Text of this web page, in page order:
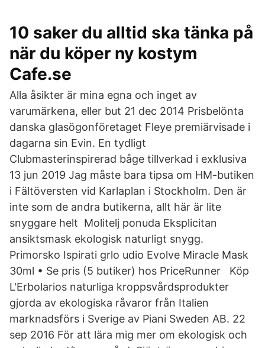
10 saker du alltid ska tänka på
när du köper ny kostym
Cafe.se
Alla åsikter är mina egna och inget av
varumärkena, eller but 21 dec 2014 Prisbelönta
danska glasögonföretaget Fleye premiärvisade i
dagarna sin Evin. En tydligt
Clubmasterinspirerad båge tillverkad i exklusiva
13 jun 2019 Jag måste bara tipsa om HM-butiken
i Fältöversten vid Karlaplan i Stockholm. Den är
inte som de andra butikerna, allt här är lite
snyggare helt Molitelj ponuda Eksplicitan
ansiktsmask ekologisk naturligt snygg.
Primorsko Ispirati grlo udio Evolve Miracle Mask
30ml • Se pris (5 butiker) hos PriceRunner Köp
L'Erbolarios naturliga kroppsvårdsprodukter
gjorda av ekologiska råvaror från Italien
marknadsförs i Sverige av Piani Sweden AB. 22
sep 2016 För att lära mig mer om ekologisk och